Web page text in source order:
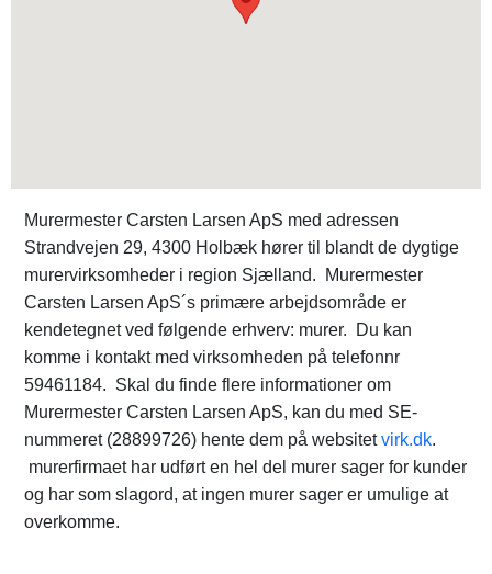
Murermester Carsten Larsen ApS med adressen
Strandvejen 29, 4300 Holbæk hører til blandt de dygtige
murervirksomheder i region Sjælland. Murermester
Carsten Larsen ApS´s primære arbejdsområde er
kendetegnet ved følgende erhverv: murer. Du kan
komme i kontakt med virksomheden på telefonnr
59461184. Skal du finde flere informationer om
Murermester Carsten Larsen ApS, kan du med SE-
nummeret (28899726) hente dem på websitetvirk.dk.
murerfirmaet har udført en hel del murer sager for kunder
og har som slagord, at ingen murer sager er umulige at
overkomme.